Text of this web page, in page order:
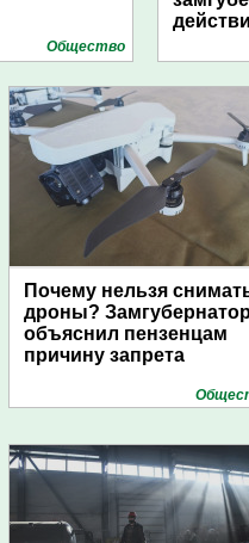
Общество
Почему нельзя
дроны?
объяснил пензенцам
причину запрета